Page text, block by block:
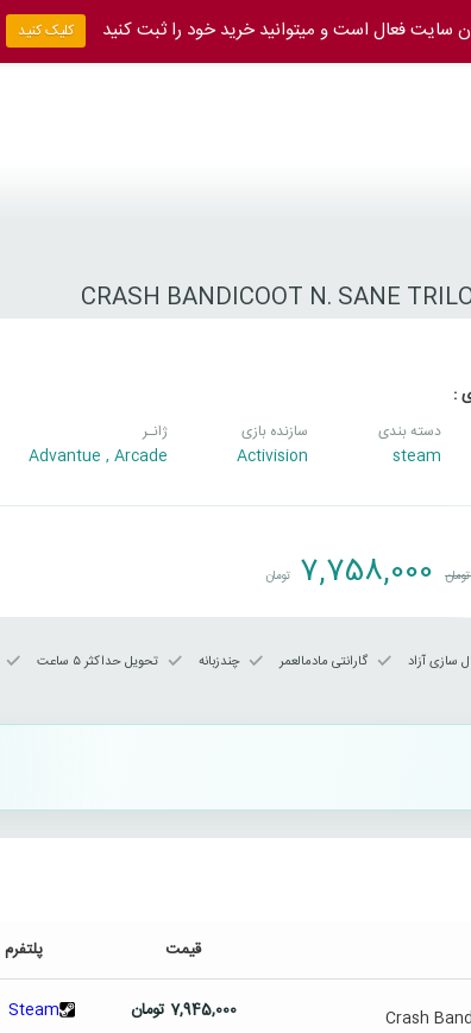
CRASH BANDICOOT N. SANE
:
دسته بندی
steam
سازنده بازی
Activision
ژانـر
Advantue , Arcade
تومان 7,758,000 تومان
سازی آزاد گارانتی مادمالعمر چندزبانه تحویل حداکثر ۵ ساعت
قیمت پلتفرم
Crash
7,945,000 تومان Steam
سایت فعال است و میتوانید خرید خود را ثبت کنید کلیک کنید